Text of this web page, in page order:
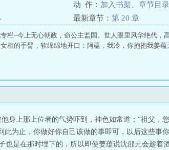
动 作： 加入书架 章节目录
最新章节： 第 20 章
栏~今上无心朝政，命公主监国。世人眼里风华绝代，
相的手臂，软绵绵地开口：阿蕴，我冷，你抱抱我姜蕴
身上那上位者的气势吓到，神色如常道：“祖父，
为止，你做好你自己该做的事即可，以后这些事
是在那时埋下的，所以即使姜蕴说沈邵元会趁着